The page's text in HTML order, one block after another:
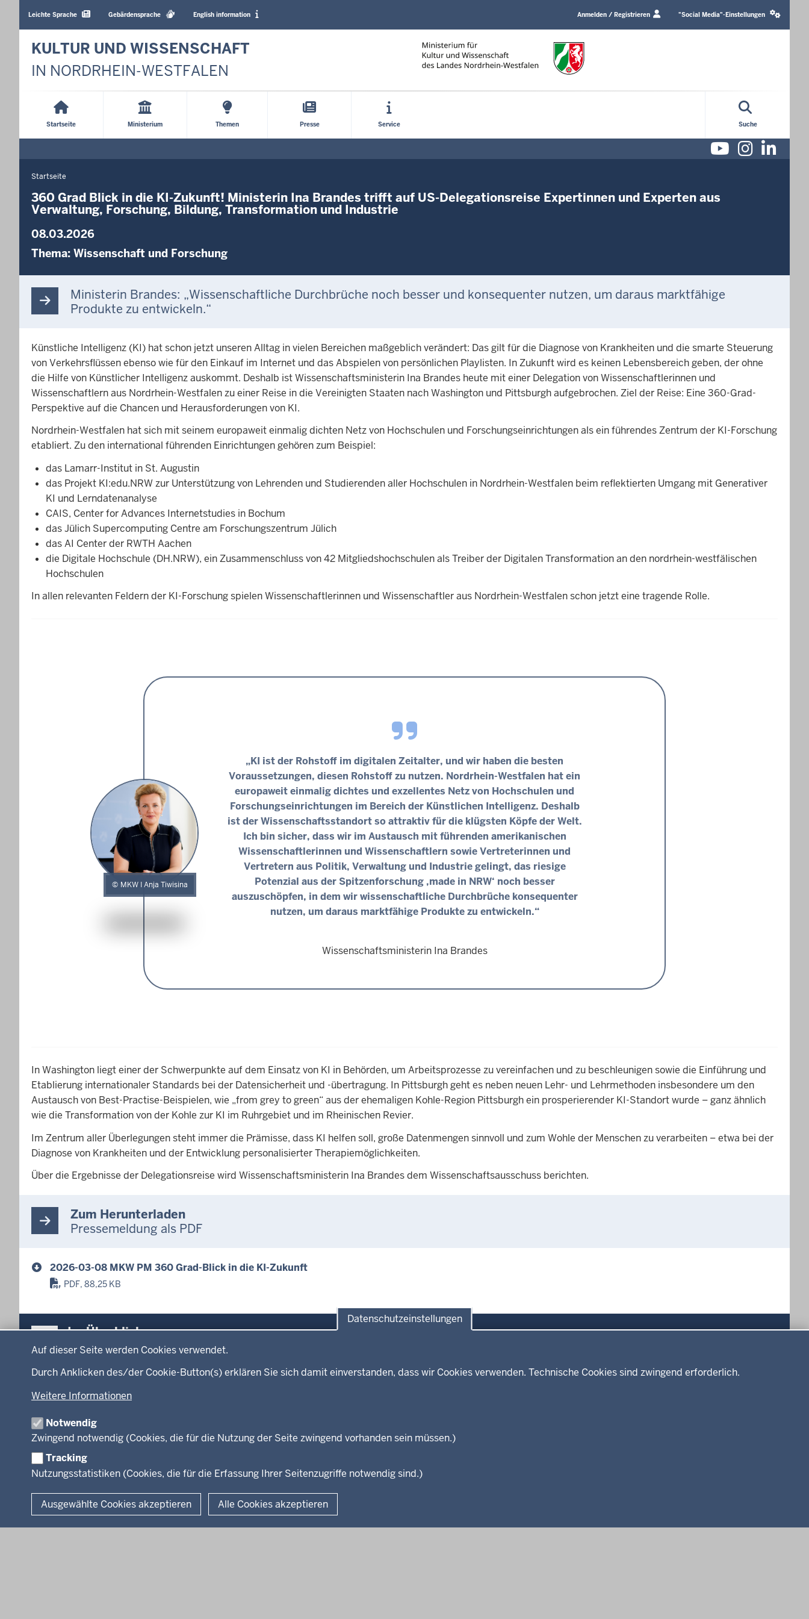
Datenschutzeinstellungen
Auf dieser Seite werden Cookies verwendet.
Durch Anklicken des/der Cookie-Button(s) erklären Sie sich damit einverstanden, dass wir Cookies verwenden. Technische Cookies sind zwingend erforderlich.
Weitere Informationen
Notwendig
Zwingend notwendig (Cookies, die für die Nutzung der Seite zwingend vorhanden sein müssen.)
Tracking
Nutzungsstatistiken (Cookies, die für die Erfassung Ihrer Seitenzugriffe notwendig sind.)
Ausgewählte Cookies akzeptieren Alle Cookies akzeptieren
Sprachen
Leichte Sprache Gebärdensprache English information Anmelden / Registrieren
media
"Social Media"-Einstellungen
KULTUR UND WISSENSCHAFT
IN NORDRHEIN-WESTFALEN
Startseite Ministerium Themen Presse Service Suche
Youtube
Sie
befinden
sich
Startseite
360 Grad Blick in die KI-Zukunft! Ministerin Ina Brandes trifft auf US-Delegationsreise Expertinnen und Experten aus
Verwaltung, Forschung, Bildung, Transformation und Industrie
08.03.2026
Thema: Wissenschaft und Forschung
Ministerin Brandes: „Wissenschaftliche Durchbrüche noch besser und konsequenter nutzen, um daraus marktfähige
Produkte zu entwickeln.“
Künstliche Intelligenz (KI) hat schon jetzt unseren Alltag in vielen Bereichen maßgeblich verändert: Das gilt für die Diagnose von Krankheiten und die smarte Steuerung
von Verkehrsflüssen ebenso wie für den Einkauf im Internet und das Abspielen von persönlichen Playlisten. In Zukunft wird es keinen Lebensbereich geben, der ohne
die Hilfe von Künstlicher Intelligenz auskommt. Deshalb ist Wissenschaftsministerin Ina Brandes heute mit einer Delegation von Wissenschaftlerinnen und
Wissenschaftlern aus Nordrhein-Westfalen zu einer Reise in die Vereinigten Staaten nach Washington und Pittsburgh aufgebrochen. Ziel der Reise: Eine 360-Grad-
Perspektive auf die Chancen und Herausforderungen von KI.
Nordrhein-Westfalen hat sich mit seinem europaweit einmalig dichten Netz von Hochschulen und Forschungseinrichtungen als ein führendes Zentrum der KI-Forschung
etabliert. Zu den international führenden Einrichtungen gehören zum Beispiel:
das Lamarr-Institut in St. Augustin
das Projekt KI:edu.NRW zur Unterstützung von Lehrenden und Studierenden aller Hochschulen in Nordrhein-Westfalen beim reflektierten Umgang mit Generativer
KI und Lerndatenanalyse
CAIS, Center for Advances Internetstudies in Bochum
das Jülich Supercomputing Centre am Forschungszentrum Jülich
das AI Center der RWTH Aachen
die Digitale Hochschule (DH.NRW), ein Zusammenschluss von 42 Mitgliedshochschulen als Treiber der Digitalen Transformation an den nordrhein-westfälischen
Hochschulen
In allen relevanten Feldern der KI-Forschung spielen Wissenschaftlerinnen und Wissenschaftler aus Nordrhein-Westfalen schon jetzt eine tragende Rolle.
MKW I Anja Tiwisina
„KI ist der Rohstoff im digitalen Zeitalter, und wir haben die besten
Voraussetzungen, diesen Rohstoff zu nutzen. Nordrhein-Westfalen hat ein
europaweit einmalig dichtes und exzellentes Netz von Hochschulen und
Forschungseinrichtungen im Bereich der Künstlichen Intelligenz. Deshalb
ist der Wissenschaftsstandort so attraktiv für die klügsten Köpfe der Welt.
Ich bin sicher, dass wir im Austausch mit führenden amerikanischen
Wissenschaftlerinnen und Wissenschaftlern sowie Vertreterinnen und
Vertretern aus Politik, Verwaltung und Industrie gelingt, das riesige
Potenzial aus der Spitzenforschung ‚made in NRW‘ noch besser
auszuschöpfen, in dem wir wissenschaftliche Durchbrüche konsequenter
nutzen, um daraus marktfähige Produkte zu entwickeln.“
Wissenschaftsministerin Ina Brandes
In Washington liegt einer der Schwerpunkte auf dem Einsatz von KI in Behörden, um Arbeitsprozesse zu vereinfachen und zu beschleunigen sowie die Einführung und
Etablierung internationaler Standards bei der Datensicherheit und -übertragung. In Pittsburgh geht es neben neuen Lehr- und Lehrmethoden insbesondere um den
Austausch von Best-Practise-Beispielen, wie „from grey to green“ aus der ehemaligen Kohle-Region Pittsburgh ein prosperierender KI-Standort wurde – ganz ähnlich
wie die Transformation von der Kohle zur KI im Ruhrgebiet und im Rheinischen Revier.
Im Zentrum aller Überlegungen steht immer die Prämisse, dass KI helfen soll, große Datenmengen sinnvoll und zum Wohle der Menschen zu verarbeiten – etwa bei der
Diagnose von Krankheiten und der Entwicklung personalisierter Therapiemöglichkeiten.
Über die Ergebnisse der Delegationsreise wird Wissenschaftsministerin Ina Brandes dem Wissenschaftsausschuss berichten.
Zum Herunterladen
Pressemeldung als PDF
2026-03-08 MKW PM 360 Grad-Blick in die KI-Zukunft
PDF, 88,25 KB
Im Überblick
Inhalt
Menü
der
Fußzeile
Rechtsgrundlagen
Weiterbildung